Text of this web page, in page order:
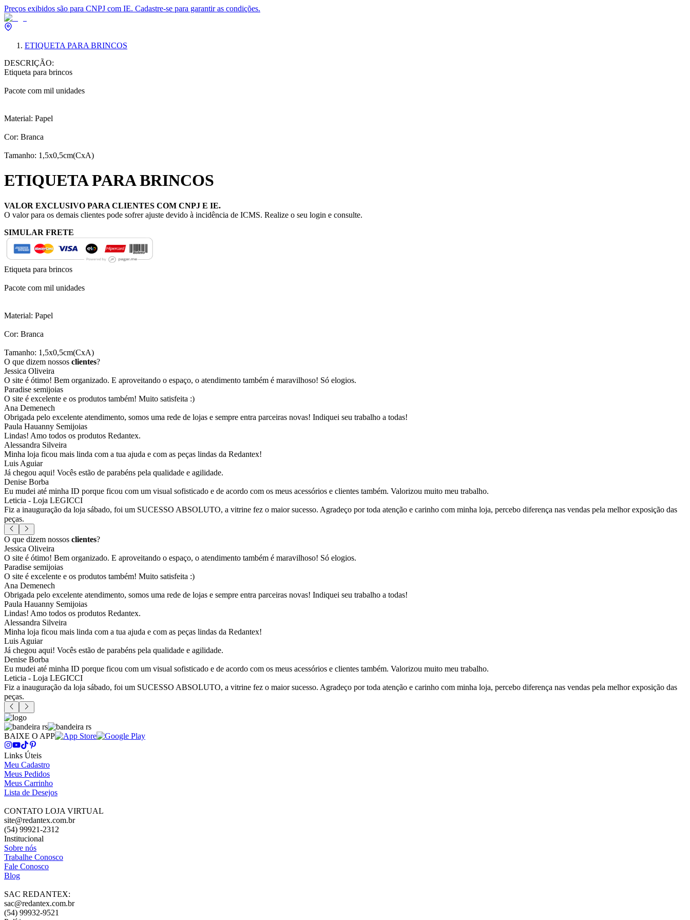
Preços exibidos são para CNPJ com IE. Cadastre-se para garantir as condições.
ETIQUETA PARA BRINCOS
DESCRIÇÃO:
Etiqueta para brincos
Pacote com mil unidades
Material: Papel
Cor: Branca
Tamanho: 1,5x0,5cm(CxA)
ETIQUETA PARA BRINCOS
VALOR EXCLUSIVO PARA CLIENTES COM CNPJ E IE.
O valor para os demais clientes pode sofrer ajuste devido à incidência de ICMS. Realize o seu login e consulte.
SIMULAR FRETE
Etiqueta para brincos
Pacote com mil unidades
Material: Papel
Cor: Branca
Tamanho: 1,5x0,5cm(CxA)
O que dizem nossos clientes?
Jessica Oliveira
O site é ótimo! Bem organizado. E aproveitando o espaço, o atendimento também é maravilhoso! Só elogios.
Paradise semijoias
O site é excelente e os produtos também! Muito satisfeita :)
Ana Demenech
Obrigada pelo excelente atendimento, somos uma rede de lojas e sempre entra parceiras novas! Indiquei seu trabalho a todas!
Paula Hauanny Semijoias
Lindas! Amo todos os produtos Redantex.
Alessandra Silveira
Minha loja ficou mais linda com a tua ajuda e com as peças lindas da Redantex!
Luis Aguiar
Já chegou aqui! Vocês estão de parabéns pela qualidade e agilidade.
Denise Borba
Eu mudei até minha ID porque ficou com um visual sofisticado e de acordo com os meus acessórios e clientes também. Valorizou muito meu trabalho.
Leticia - Loja LEGICCI
Fiz a inauguração da loja sábado, foi um SUCESSO ABSOLUTO, a vitrine fez o maior sucesso. Agradeço por toda atenção e carinho com minha loja, percebo diferença nas vendas pela melhor exposição das
peças.
O que dizem nossos clientes?
Jessica Oliveira
O site é ótimo! Bem organizado. E aproveitando o espaço, o atendimento também é maravilhoso! Só elogios.
Paradise semijoias
O site é excelente e os produtos também! Muito satisfeita :)
Ana Demenech
Obrigada pelo excelente atendimento, somos uma rede de lojas e sempre entra parceiras novas! Indiquei seu trabalho a todas!
Paula Hauanny Semijoias
Lindas! Amo todos os produtos Redantex.
Alessandra Silveira
Minha loja ficou mais linda com a tua ajuda e com as peças lindas da Redantex!
Luis Aguiar
Já chegou aqui! Vocês estão de parabéns pela qualidade e agilidade.
Denise Borba
Eu mudei até minha ID porque ficou com um visual sofisticado e de acordo com os meus acessórios e clientes também. Valorizou muito meu trabalho.
Leticia - Loja LEGICCI
Fiz a inauguração da loja sábado, foi um SUCESSO ABSOLUTO, a vitrine fez o maior sucesso. Agradeço por toda atenção e carinho com minha loja, percebo diferença nas vendas pela melhor exposição das
peças.
BAIXE O APP
Links Úteis
Meu Cadastro
Meus Pedidos
Meus Carrinho
Lista de Desejos
CONTATO LOJA VIRTUAL
site@redantex.com.br
(54) 99921-2312
Institucional
Sobre nós
Trabalhe Conosco
Fale Conosco
Blog
SAC REDANTEX:
sac@redantex.com.br
(54) 99932-9521